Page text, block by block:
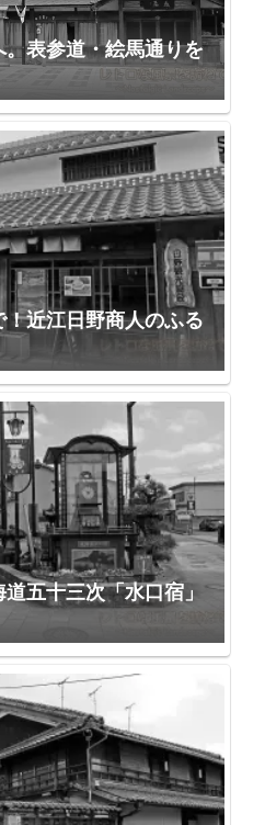
表参道・絵馬通りを
近江日野商人のふる
五十三次「水口宿」